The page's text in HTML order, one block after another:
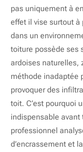
pas uniquement à
effet il vise surtout à
dans un
toiture possède ses
ardoises naturelles,
méthode inadaptée
provoquer des
toit. C’est pourquoi
indispensable
professionnel
d’encrassement et